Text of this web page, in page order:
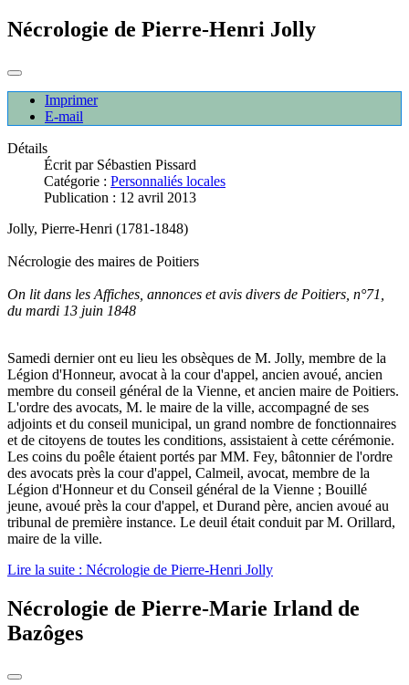
Nécrologie de Pierre-Henri Jolly
Imprimer
E-mail
Détails
Écrit par Sébastien Pissard
Catégorie : Personnaliés locales
Publication : 12 avril 2013
Jolly, Pierre-Henri (1781-1848)
Nécrologie des maires de Poitiers
On lit dans les Affiches, annonces et avis divers de Poitiers, n°71,
du mardi 13 juin 1848
Samedi dernier ont eu lieu les obsèques de M. Jolly, membre de la
Légion d'Honneur, avocat à la cour d'appel, ancien avoué, ancien
membre du conseil général de la Vienne, et ancien maire de Poitiers.
L'ordre des avocats, M. le maire de la ville, accompagné de ses
adjoints et du conseil municipal, un grand nombre de fonctionnaires
et de citoyens de toutes les conditions, assistaient à cette cérémonie.
Les coins du poêle étaient portés par MM. Fey, bâtonnier de l'ordre
des avocats près la cour d'appel, Calmeil, avocat, membre de la
Légion d'Honneur et du Conseil général de la Vienne ; Bouillé
jeune, avoué près la cour d'appel, et Durand père, ancien avoué au
tribunal de première instance. Le deuil était conduit par M. Orillard,
maire de la ville.
Lire la suite : Nécrologie de Pierre-Henri Jolly
Nécrologie de Pierre-Marie Irland de
Bazôges